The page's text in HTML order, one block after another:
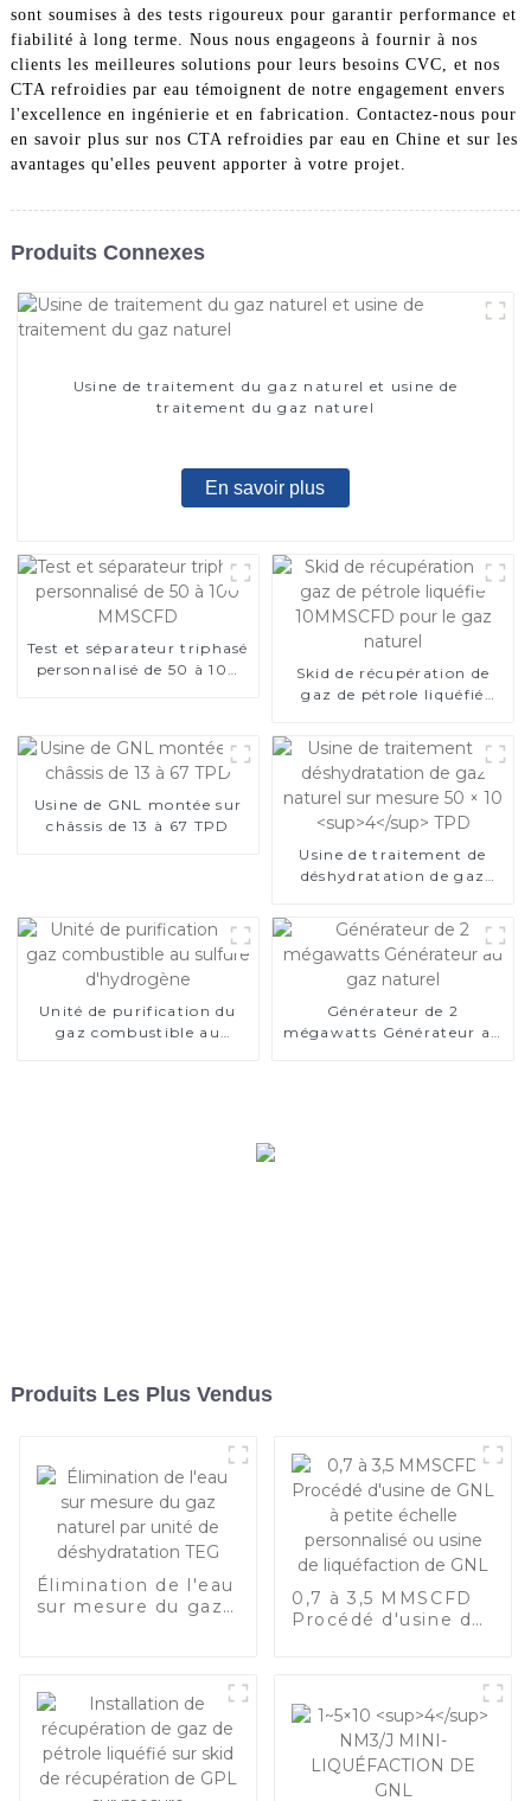
sont soumises à des tests rigoureux pour garantir performance et
fiabilité à long terme. Nous nous engageons à fournir à nos
clients les meilleures solutions pour leurs besoins CVC, et nos
CTA refroidies par eau témoignent de notre engagement envers
l'excellence en ingénierie et en fabrication. Contactez-nous pour
en savoir plus sur nos CTA refroidies par eau en Chine et sur les
avantages qu'elles peuvent apporter à votre projet.
Produits Connexes
Usine de traitement du gaz naturel et usine de
traitement du gaz naturel
En savoir plus
Test et séparateur triphasé
personnalisé de 50 à 100
Skid de récupération de
gaz de pétrole liquéfié
Usine de GNL montée sur
châssis de 13 à 67 TPD
Usine de traitement de
déshydratation de gaz
Unité de purification du
gaz combustible au
Générateur de 2
mégawatts Générateur au
Produits Les Plus Vendus
Élimination de l'eau
sur mesure du gaz
0,7 à 3,5 MMSCFD
Procédé d'usine de
usine de
liquéfaction de GNL